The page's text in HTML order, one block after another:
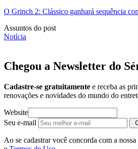
O Grinch 2: Clássico ganhará sequência
Assuntos do post
Notícia
Chegou a Newsletter do
Cadastre-se gratuitamente e receba as
renovações e novidades do mundo do
Website
Seu e-mail
Ao se cadastrar você concorda com a nossa